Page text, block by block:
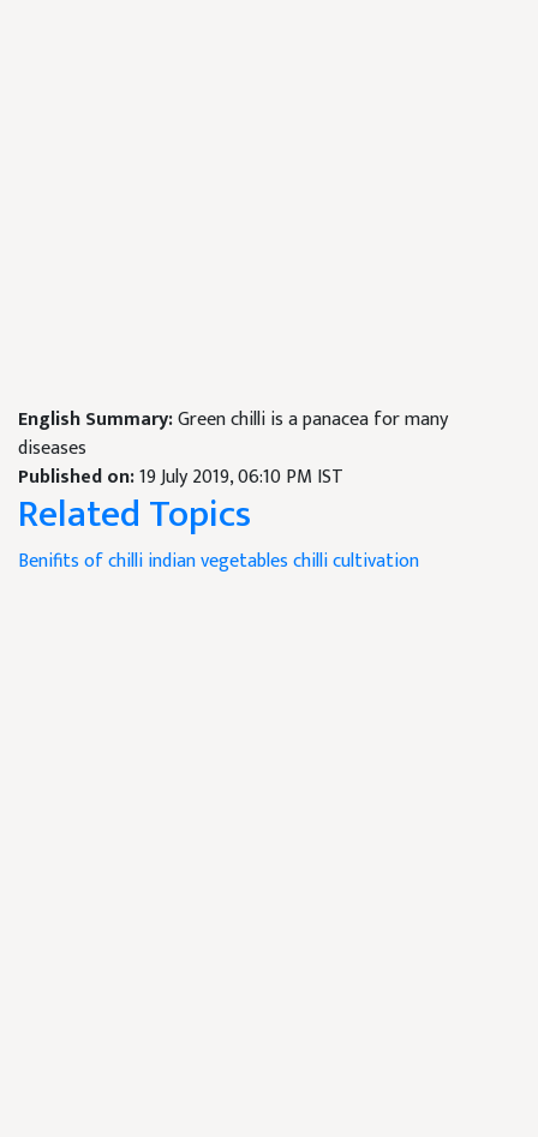
English Summary:Green chilli is a panacea for many
diseases
Published on:19 July 2019, 06:10 PM IST
Related Topics
Benifits of chilliindian vegetableschilli cultivation